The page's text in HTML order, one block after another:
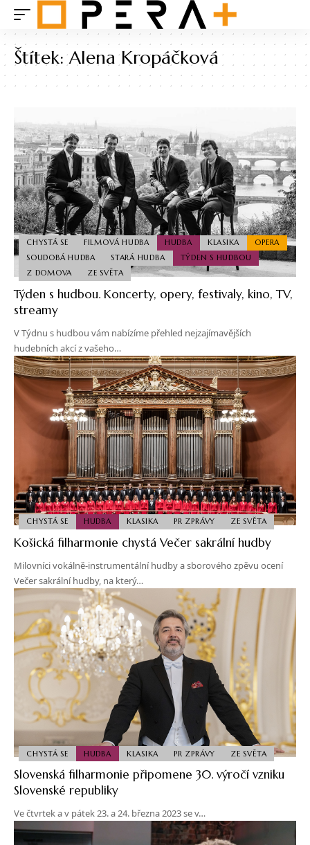
Štítek:Alena Kropáčková
CHYSTÁ SE FILMOVÁ HUDBA HUDBA KLASIKA
OPERA
SOUDOBÁ HUDBA
STARÁ HUDBA
TÝDEN S HUDBOU
Z DOMOVA
ZE SVĚTA
Týden s hudbou. Koncerty, opery, festivaly, kino, TV,
streamy
V Týdnu s hudbou vám nabízíme přehled nejzajímavějších
hudebních akcí z vašeho…
CHYSTÁ SE HUDBA KLASIKA PR ZPRÁVY ZE SVĚTA
Košická filharmonie chystá Večer sakrální hudby
Milovníci vokálně-instrumentální hudby a sborového zpěvu ocení
Večer sakrální hudby, na který…
CHYSTÁ SE HUDBA KLASIKA PR ZPRÁVY ZE SVĚTA
Slovenská filharmonie připomene 30. výročí vzniku
Slovenské republiky
Ve čtvrtek a v pátek 23. a 24. března 2023 se v…